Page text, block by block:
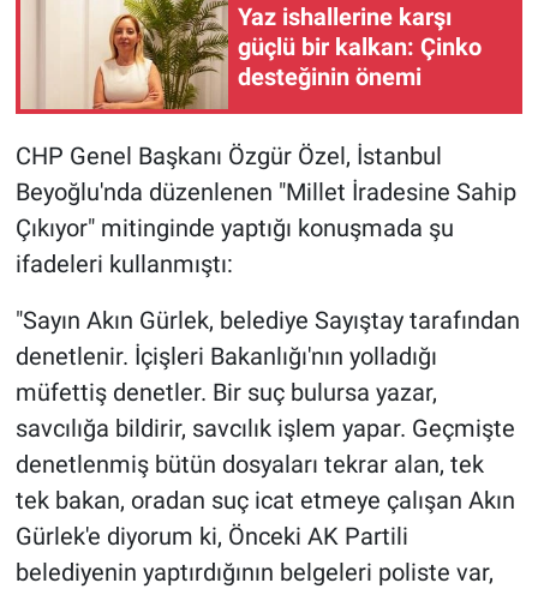
Yaz ishallerine karşı
güçlü bir kalkan: Çinko
desteğinin önemi
CHP Genel Başkanı Özgür Özel, İstanbul
Beyoğlu'nda düzenlenen "Millet İradesine Sahip
Çıkıyor" mitinginde yaptığı konuşmada şu
ifadeleri kullanmıştı:
"Sayın Akın Gürlek, belediye Sayıştay tarafından
denetlenir. İçişleri Bakanlığı'nın yolladığı
müfettiş denetler. Bir suç bulursa yazar,
savcılığa bildirir, savcılık işlem yapar. Geçmişte
denetlenmiş bütün dosyaları tekrar alan, tek
tek bakan, oradan suç icat etmeye çalışan Akın
Gürlek'e diyorum ki, Önceki AK Partili
belediyenin yaptırdığının belgeleri poliste var,
Ne demişti
Nedir
Popüler
Programlar
Sağlık
Spor
Teknoloji
Türkiye'nin Geleceği
Türkiye'nin Gündemi
Yerel Gündem